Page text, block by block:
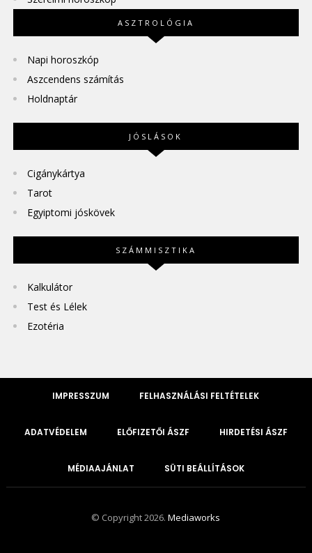
ASZTROLÓGIA
Napi horoszkóp
Aszcendens számítás
Holdnaptár
JÓSLÁSOK
Cigánykártya
Tarot
Egyiptomi jóskövek
SZÁMMISZTIKA
Kalkulátor
Test és Lélek
Ezotéria
IMPRESSZUM FELHASZNÁLÁSI FELTÉTELEK
ADATVÉDELEM ELŐFIZETŐI ÁSZF HIRDETÉSI ÁSZF
MÉDIAAJÁNLAT SÜTI BEÁLLÍTÁSOK
© Copyright 2026.Mediaworks